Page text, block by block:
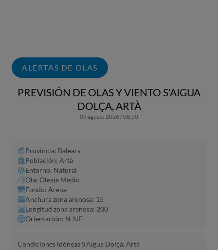
ALERTAS DE OLAS
PREVISIÓN DE OLAS Y VIENTO S'AIGUA
DOLÇA, ARTÀ
09 agosto 2026 / 08:50
Provincia: Balears
Población: Artà
Entorno: Natural
Ola: Oleaje Medio
Fondo: Arena
Anchura zona arenosa: 15
Longitud zona arenosa: 200
Orientación: N-NE
Condiciones idóneas S'Aigua Dolça, Artà